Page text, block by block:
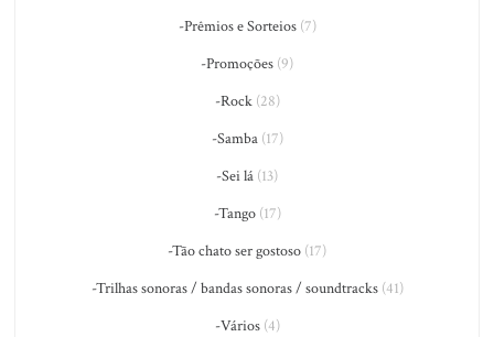
-Prêmios e Sorteios(7)
-Promoções (9)
-Rock(28)
-Samba(17)
-Sei lá (13)
-Tango(17)
-Tão chato ser gostoso (17)
-Trilhas sonoras / bandas sonoras / soundtracks(41)
-Vários(4)